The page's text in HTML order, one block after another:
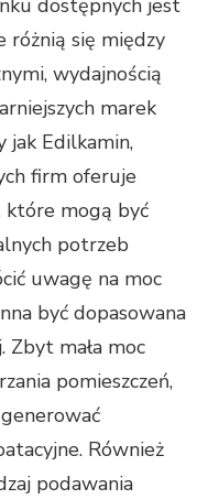
dostępnych jest
różnią się między
wydajnością
marek
jak Edilkamin,
firm oferuje
które mogą być
potrzeb
uwagę na moc
być dopasowana
Zbyt mała moc
pomieszczeń,
Również
podawania